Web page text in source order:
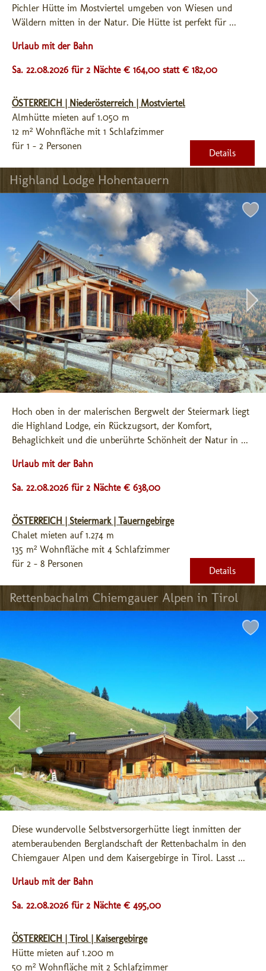
Pichler Hütte im Mostviertel umgeben von Wiesen und
Wäldern mitten in der Natur. Die Hütte ist perfekt für ...
Urlaub mit der Bahn
Sa. 22.08.2026 für 2 Nächte € 164,00 statt € 182,00
ÖSTERREICH | Niederösterreich | Mostviertel
Almhütte mieten auf 1.050 m
12 m² Wohnfläche mit 1 Schlafzimmer
für 1 - 2 Personen
Details
Highland Lodge Hohentauern
Hoch oben in der malerischen Bergwelt der Steiermark liegt
die Highland Lodge, ein Rückzugsort, der Komfort,
Behaglichkeit und die unberührte Schönheit der Natur in ...
Urlaub mit der Bahn
Sa. 22.08.2026 für 2 Nächte € 638,00
ÖSTERREICH | Steiermark | Tauerngebirge
Chalet mieten auf 1.274 m
135 m² Wohnfläche mit 4 Schlafzimmer
für 2 - 8 Personen
Details
Rettenbachalm Chiemgauer Alpen in Tirol
Diese wundervolle Selbstversorgerhütte liegt inmitten der
atemberaubenden Berglandschaft der Rettenbachalm in den
Chiemgauer Alpen und dem Kaisergebirge in Tirol. Lasst ...
Urlaub mit der Bahn
Sa. 22.08.2026 für 2 Nächte € 495,00
ÖSTERREICH | Tirol | Kaisergebirge
Hütte mieten auf 1.200 m
50 m² Wohnfläche mit 2 Schlafzimmer